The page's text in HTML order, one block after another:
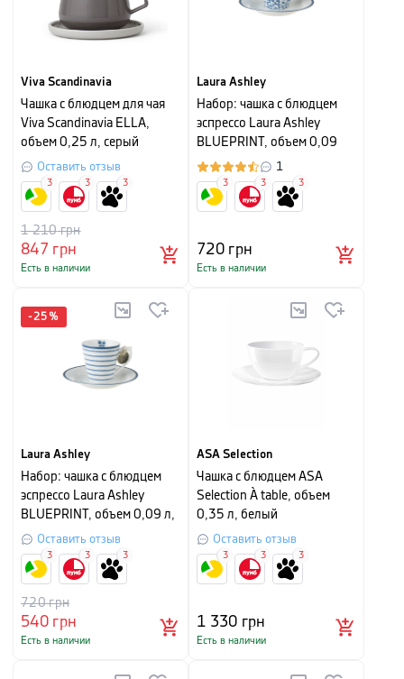
Viva Scandinavia
Чашка с блюдцем для чая
Viva Scandinavia ELLA,
объем 0,25 л, серый
Оставить отзыв
847 грн
1 210грн
Есть в наличии
3 3 3
Laura Ashley
Набор: чашка с блюдцем
эспрессо Laura Ashley
BLUEPRINT, объем 0,09
л,белый в синий мелкий
цветок
1
720грн
Есть в наличии
3 3 3
-25 %
Laura Ashley
Набор: чашка с блюдцем
эспрессо Laura Ashley
BLUEPRINT, объем 0,09 л,
белый в синюю полоску
Оставить отзыв
540грн
720грн
Есть в наличии
3 3 3
ASA Selection
Чашка с блюдцем ASA
Selection À table, объем
0,35 л, белый
Оставить отзыв
1 330 грн
Есть в наличии
3 3 3